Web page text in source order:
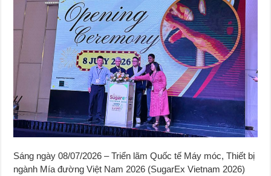
Sáng ngày 08/07/2026 – Triển lãm Quốc tế Máy móc, Thiết bị
ngành Mía đường Việt Nam 2026 (SugarEx Vietnam 2026)